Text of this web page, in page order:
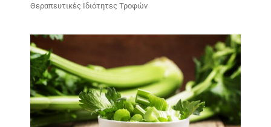
Θεραπευτικές Ιδιότητες Τροφών